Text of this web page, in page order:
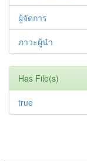
ผู้จัดการ
ภาวะผู้นำ
Has File(s)
true